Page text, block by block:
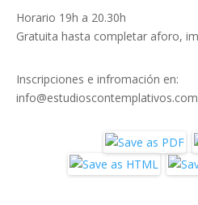
Horario 19h a 20.30h
Gratuita hasta completar aforo,
Inscripciones e infromación en: